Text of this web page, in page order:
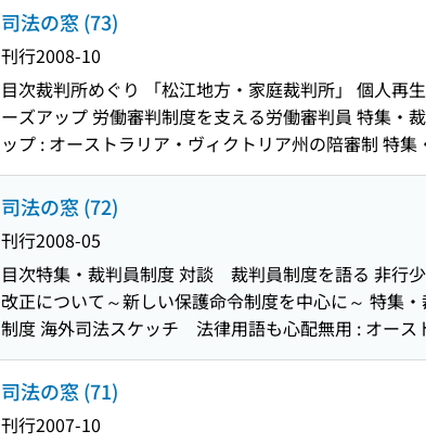
司法の窓 (73)
刊行2008-10
目次裁判所めぐり 「松江地方・家庭裁判所」 個人再
ーズアップ 労働審判制度を支える労働審判員 特集
ップ : オーストラリア・ヴィクトリア州の陪審制 特
座談会 分かりやすさを求めて 15のいす 利用しやすく
司法の窓 (72)
刊行2008-05
目次特集・裁判員制度 対談 裁判員制度を語る 非行
改正について～新しい保護命令制度を中心に～ 特集
制度 海外司法スケッチ 法律用語も心配無用 : オース
評議用ビデオ紹介 「裁判員裁判～あなたも体験し
「法テラス」の活動について 裁判所めぐり 「大津地方
司法の窓 (71)
刊行2007-10